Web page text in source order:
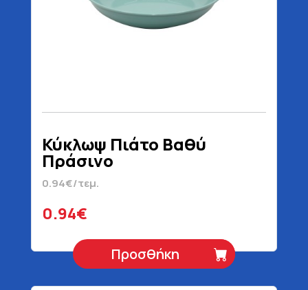
Κύκλωψ Πιάτο Βαθύ
Πράσινο
0.94€/τεμ.
0.94€
Προσθήκη